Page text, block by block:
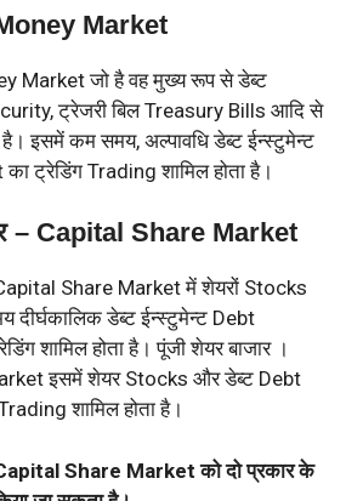
Money Market
Market जो है वह मुख्य रूप से डेब्ट
ट्रेजरी बिल Treasury Bills आदि से
है। इसमें कम समय, अल्पावधि डेब्ट ईन्स्टुमेन्ट
ट्रेडिंग Trading शामिल होता है।
– Capital Share Market
Share Market में शेयरों Stocks
डेब्ट ईन्स्टुमेन्ट Debt
शामिल होता है। पूंजी शेयर बाजार ।
इसमें शेयर Stocks और डेब्ट Debt
शामिल होता है।
Share Market को दो प्रकार के